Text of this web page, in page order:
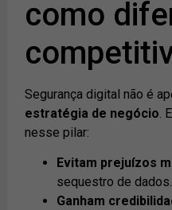
como
Segurança digital não é
estratégia de negócio.
nesse pilar:
Evitam prejuízos
sequestro de dados.
Ganham